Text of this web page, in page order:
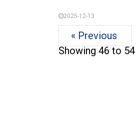
2025-12-13
« Previous
Showing 46 to 54